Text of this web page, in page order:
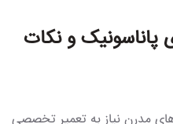
پاناسونیک و نکات
مدرن نیاز به تعمیر تخصصی